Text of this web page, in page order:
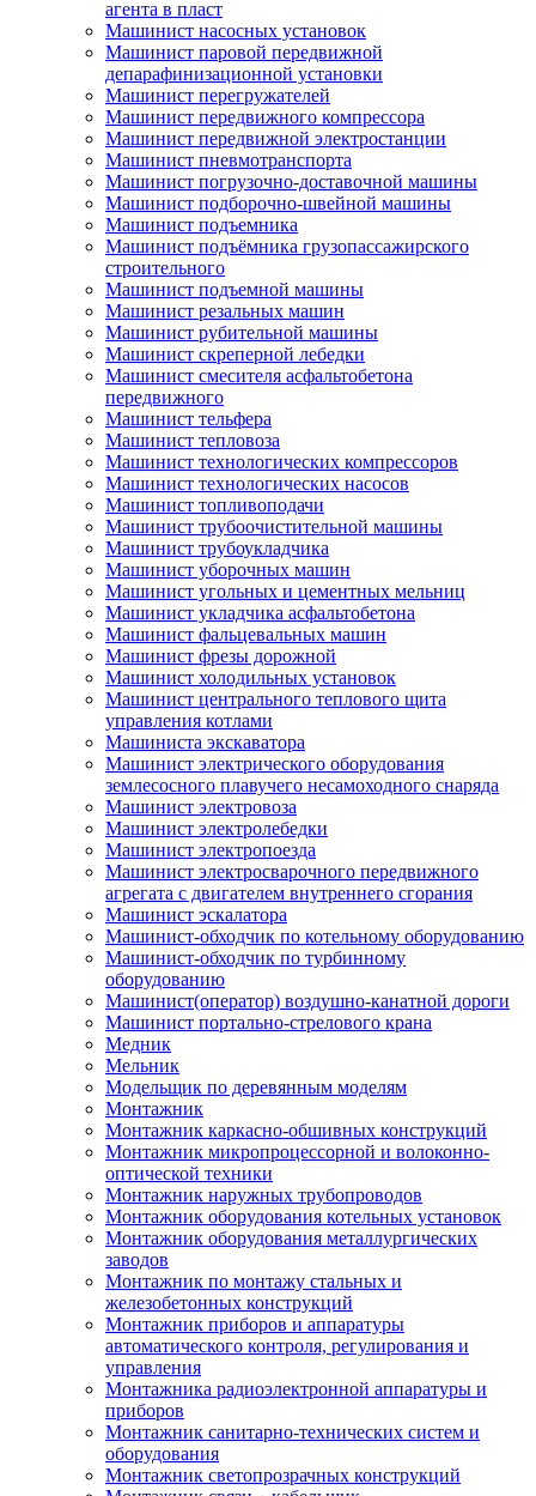
агента в пласт
Машинист насосных установок
Машинист паровой передвижной
депарафинизационной установки
Машинист перегружателей
Машинист передвижного компрессора
Машинист передвижной электростанции
Машинист пневмотранспорта
Машинист погрузочно-доставочной машины
Машинист подборочно-швейной машины
Машинист подъемника
Машинист подъёмника грузопассажирского
строительного
Машинист подъемной машины
Машинист резальных машин
Машинист рубительной машины
Машинист скреперной лебедки
Машинист смесителя асфальтобетона
передвижного
Машинист тельфера
Машинист тепловоза
Машинист технологических компрессоров
Машинист технологических насосов
Машинист топливоподачи
Машинист трубоочистительной машины
Машинист трубоукладчика
Машинист уборочных машин
Машинист угольных и цементных мельниц
Машинист укладчика асфальтобетона
Машинист фальцевальных машин
Машинист фрезы дорожной
Машинист холодильных установок
Машинист центрального теплового щита
управления котлами
Машиниста экскаватора
Машинист электрического оборудования
землесосного плавучего несамоходного снаряда
Машинист электровоза
Машинист электролебедки
Машинист электропоезда
Машинист электросварочного передвижного
агрегата с двигателем внутреннего сгорания
Машинист эскалатора
Машинист-обходчик по котельному оборудованию
Машинист-обходчик по турбинному
оборудованию
Машинист(оператор) воздушно-канатной дороги
Машинист портально-стрелового крана
Медник
Мельник
Модельщик по деревянным моделям
Монтажник
Монтажник каркасно-обшивных конструкций
Монтажник микропроцессорной и волоконно-
оптической техники
Монтажник наружных трубопроводов
Монтажник оборудования котельных установок
Монтажник оборудования металлургических
заводов
Монтажник по монтажу стальных и
железобетонных конструкций
Монтажник приборов и аппаратуры
автоматического контроля, регулирования и
управления
Монтажника радиоэлектронной аппаратуры и
приборов
Монтажник санитарно-технических систем и
оборудования
Монтажник светопрозрачных конструкций